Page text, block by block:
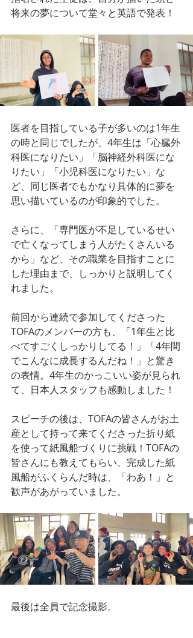
将来の夢について堂々と英語で発表！
医者を目指している子が多いのは1年生
の時と同じでしたが、4年生は「心臓外
科医になりたい」「脳神経外科医にな
りたい」「小児科医になりたい」な
ど、同じ医者でもかなり具体的に夢を
思い描いているのが印象的でした。
さらに、「専門医が不足しているせい
で亡くなってしまう人がたくさんいる
から」など、その職業を目指すことに
した理由まで、しっかりと説明してく
れました。
前回から連続で参加してくださった
TOFAのメンバーの方も、「1年生と比
べてすごくしっかりしてる！」「4年間
でこんなに成長するんだね！」と驚き
の表情。4年生のかっこいい姿が見られ
て、日本人スタッフも感動しました！
スピーチの後は、TOFAの皆さんがお土
産として持って来てくださった折り紙
を使って紙風船づくりに挑戦！TOFAの
皆さんにも教えてもらい、完成した紙
風船がふくらんだ時は、「わあ！」と
歓声があがっていました。
最後は全員で記念撮影。